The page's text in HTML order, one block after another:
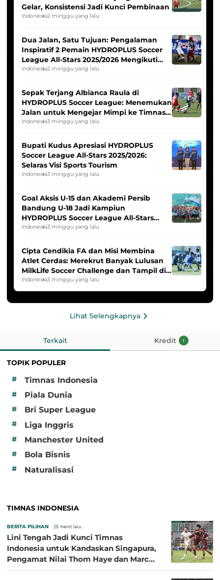
Gelar, Konsistensi Jadi Kunci Pembinaan
Indonesia2 minggu yang lalu
Dua Jalan, Satu Tujuan: Pengalaman
Inspiratif 2 Pemain HYDROPLUS Soccer
League All-Stars 2025/2026 Mengikuti
Seleksi Timnas Indonesia Putri
Indonesia2 minggu yang lalu
Sepak Terjang Albianca Raula di
HYDROPLUS Soccer League: Menemukan
Jalan untuk Mengejar Mimpi ke Timnas
Indonesia Putri
Indonesia3 minggu yang lalu
Bupati Kudus Apresiasi HYDROPLUS
Soccer League All-Stars 2025/2026:
Selaras Visi Sports Tourism
Indonesia3 minggu yang lalu
Goal Aksis U-15 dan Akademi Persib
Bandung U-18 Jadi Kampiun
HYDROPLUS Soccer League All-Stars
2025/2026
Indonesia3 minggu yang lalu
Cipta Cendikia FA dan Misi Membina
Atlet Cerdas: Merekrut Banyak Lulusan
MilkLife Soccer Challenge dan Tampil di
HYDROPLUS Soccer League
Indonesia3 minggu yang lalu
Lihat Selengkapnya
Terkait Kredit 1
TOPIK POPULER
#
Timnas Indonesia
# Piala Dunia
# Bri Super League
# Liga Inggris
# Manchester United
# Bola Bisnis
# Naturalisasi
TIMNAS INDONESIA
BERITA PILIHAN 28 menit lalu
Lini Tengah Jadi Kunci Timnas
Indonesia untuk Kandaskan Singapura,
Pengamat Nilai Thom Haye dan Marc